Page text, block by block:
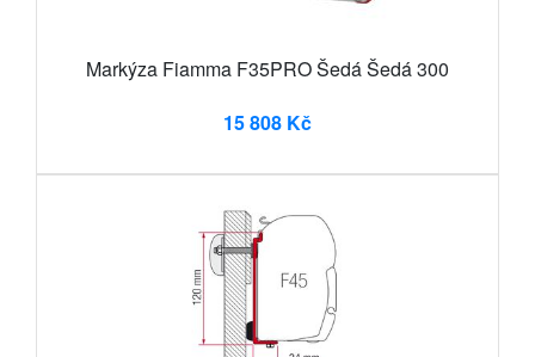
Markýza Fiamma F35PRO Šedá Šedá 300
15 808 Kč